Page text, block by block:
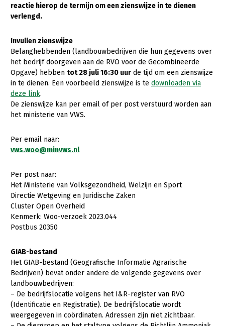
Platteland en omgeving
Internationaal
Sectoren
Dier
Biologische Landbouw
Kalverhouderij
Melkveehouderij
Paardenhouderij
Pluimveehouderij
Varkenshouderij
Vleesveehouderij
Plant
Akkerbouw
Biologische Landbouw
reactie hierop de termijn om een zienswijze in te dienen
verlengd.
Invullen zienswijze
Belanghebbenden (landbouwbedrijven die hun gegevens over
het bedrijf doorgeven aan de RVO voor de Gecombineerde
Opgave) hebben tot28 juli 16:30 uur de tijd om een zienswijze
in te dienen. Een voorbeeld zienswijze is te downloaden via
deze link.
De zienswijze kan per email of per post verstuurd worden aan
het ministerie van VWS.
Per email naar:
vws.woo@minvws.nl
Per post naar:
Het Ministerie van Volksgezondheid, Welzijn en Sport
Directie Wetgeving en Juridische Zaken
Cluster Open Overheid
Kenmerk: Woo-verzoek 2023.044
Postbus 20350
GIAB-bestand
Het GIAB-bestand (Geografische Informatie Agrarische
Bedrijven) bevat onder andere de volgende gegevens over
landbouwbedrijven:
– De bedrijfslocatie volgens het I&R-register van RVO
(Identificatie en Registratie). De bedrijfslocatie wordt
weergegeven in coördinaten. Adressen zijn niet zichtbaar.